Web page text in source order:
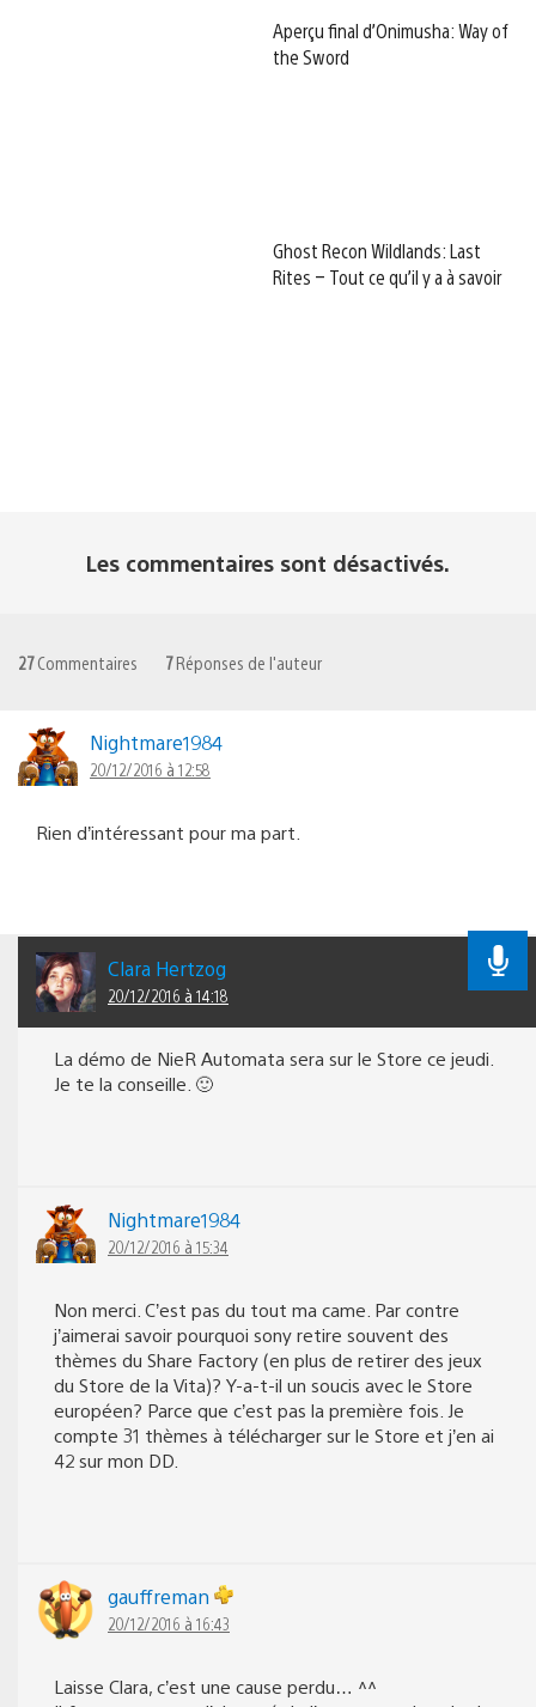
Aperçu final d’Onimusha: Way of
the Sword
Ghost Recon Wildlands: Last
Rites – Tout ce qu’il y a à savoir
Les commentaires sont désactivés.
27Commentaires 7Réponses de l'auteur
Nightmare1984
20/12/2016 à 12:58
Rien d’intéressant pour ma part.
Clara Hertzog
20/12/2016 à 14:18
La démo de NieR Automata sera sur le Store ce jeudi.
Je te la conseille. 🙂
Nightmare1984
20/12/2016 à 15:34
Non merci. C’est pas du tout ma came. Par contre
j’aimerai savoir pourquoi sony retire souvent des
thèmes du Share Factory (en plus de retirer des jeux
du Store de la Vita)? Y-a-t-il un soucis avec le Store
européen? Parce que c’est pas la première fois. Je
compte 31 thèmes à télécharger sur le Store et j’en ai
42 sur mon DD.
gauffreman
20/12/2016 à 16:43
Laisse Clara, c’est une cause perdu… ^^